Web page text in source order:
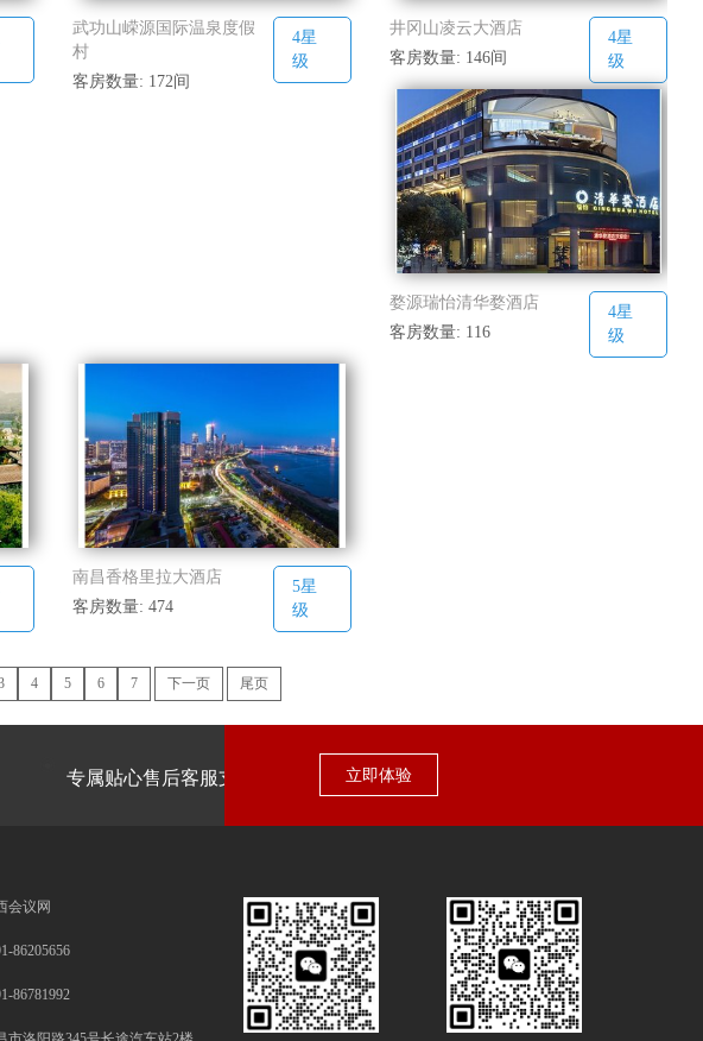
武功山嵘源国际温泉度假
村
客房数量: 172间
4星
级
井冈山凌云大酒店
客房数量: 146间
4星
级
婺源瑞怡清华婺酒店
客房数量: 116
4星
级
南昌香格里拉大酒店
客房数量: 474
5星
级
4 5 6 7 下一页 尾页
专属贴心售后客服支持 立即体验
会议网
86205656
86781992